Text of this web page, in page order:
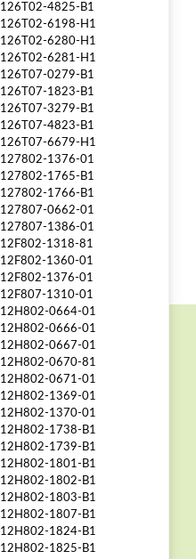
126T02-4825-B1
126T02-6198-H1
126T02-6280-H1
126T02-6281-H1
126T07-0279-B1
126T07-1823-B1
126T07-3279-B1
126T07-4823-B1
126T07-6679-H1
127802-1376-01
127802-1765-B1
127802-1766-B1
127807-0662-01
127807-1386-01
12F802-1318-81
12F802-1360-01
12F802-1376-01
12F807-1310-01
12H802-0664-01
12H802-0666-01
12H802-0667-01
12H802-0670-81
12H802-0671-01
12H802-1369-01
12H802-1370-01
12H802-1738-B1
12H802-1739-B1
12H802-1801-B1
12H802-1802-B1
12H802-1803-B1
12H802-1807-B1
12H802-1824-B1
12H802-1825-B1